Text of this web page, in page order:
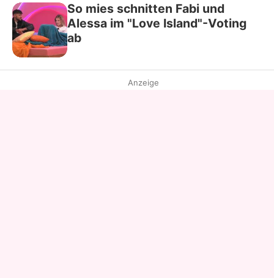
So mies schnitten Fabi und
Alessa im "Love Island"-Voting
ab
Anzeige